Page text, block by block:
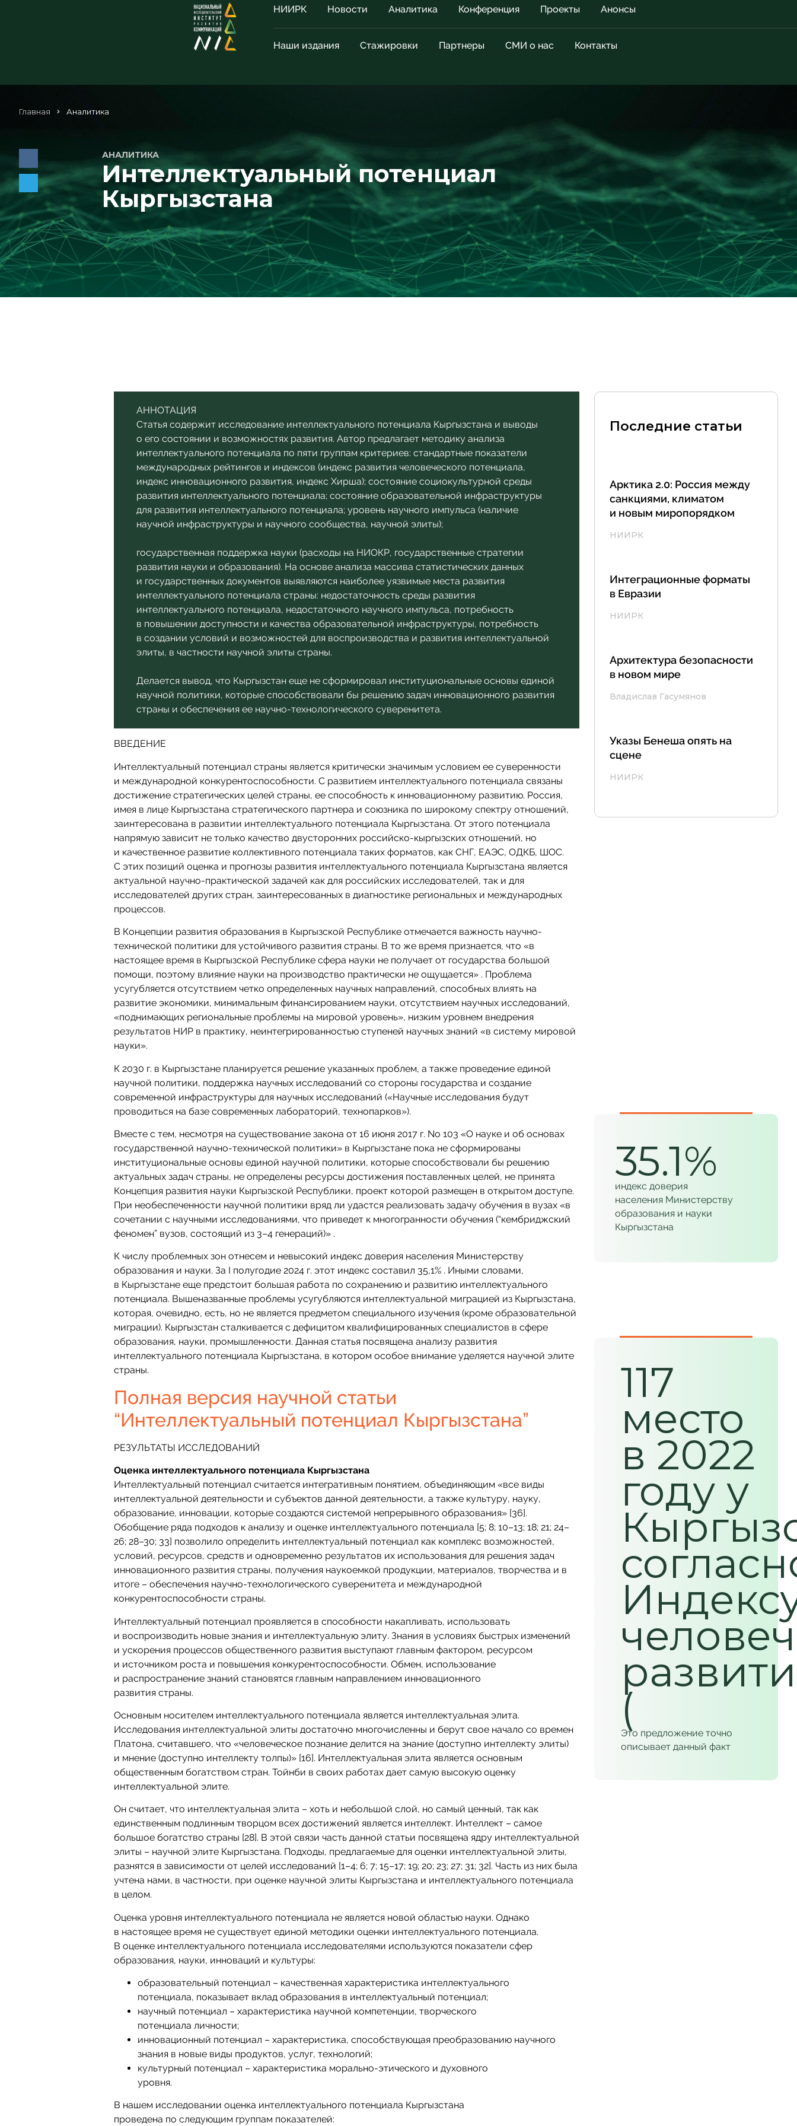
НИИРК Новости Аналитика Конференция Проекты Анонсы
Наши издания Стажировки Партнеры СМИ о нас Контакты
Главная Аналитика
АНАЛИТИКА
Интеллектуальный потенциал
Кыргызстана
АННОТАЦИЯ
Статья содержит исследование интеллектуального потенциала Кыргызстана и выводы
о его состоянии и возможностях развития. Автор предлагает методику анализа
интеллектуального потенциала по пяти группам критериев: стандартные показатели
международных рейтингов и индексов (индекс развития человеческого потенциала,
индекс инновационного развития, индекс Хирша); состояние социокультурной среды
развития интеллектуального потенциала; состояние образовательной инфраструктуры
для развития интеллектуального потенциала; уровень научного импульса (наличие
научной инфраструктуры и научного сообщества, научной элиты);
государственная поддержка науки (расходы на НИОКР, государственные стратегии
развития науки и образования). На основе анализа массива статистических данных
и государственных документов выявляются наиболее уязвимые места развития
интеллектуального потенциала страны: недостаточность среды развития
интеллектуального потенциала, недостаточного научного импульса, потребность
в повышении доступности и качества образовательной инфраструктуры, потребность
в создании условий и возможностей для воспроизводства и развития интеллектуальной
элиты, в частности научной элиты страны.
Делается вывод, что Кыргызстан еще не сформировал институциональные основы единой
научной политики, которые способствовали бы решению задач инновационного развития
страны и обеспечения ее научно-технологического суверенитета.
ВВЕДЕНИЕ
Интеллектуальный потенциал страны является критически значимым условием ее суверенности
и международной конкурентоспособности. С развитием интеллектуального потенциала связаны
достижение стратегических целей страны, ее способность к инновационному развитию. Россия,
имея в лице Кыргызстана стратегического партнера и союзника по широкому спектру отношений,
заинтересована в развитии интеллектуального потенциала Кыргызстана. От этого потенциала
напрямую зависит не только качество двусторонних российско-кыргызских отношений, но
и качественное развитие коллективного потенциала таких форматов, как СНГ, ЕАЭС, ОДКБ, ШОС.
С этих позиций оценка и прогнозы развития интеллектуального потенциала Кыргызстана является
актуальной научно-практической задачей как для российских исследователей, так и для
исследователей других стран, заинтересованных в диагностике региональных и международных
процессов.
В Концепции развития образования в Кыргызской Республике отмечается важность научно-
технической политики для устойчивого развития страны. В то же время признается, что «в
настоящее время в Кыргызской Республике сфера науки не получает от государства большой
помощи, поэтому влияние науки на производство практически не ощущается» . Проблема
усугубляется отсутствием четко определенных научных направлений, способных влиять на
развитие экономики, минимальным финансированием науки, отсутствием научных исследований,
«поднимающих региональные проблемы на мировой уровень», низким уровнем внедрения
результатов НИР в практику, неинтегрированностью ступеней научных знаний «в систему мировой
науки».
К 2030 г. в Кыргызстане планируется решение указанных проблем, а также проведение единой
научной политики, поддержка научных исследований со стороны государства и создание
современной инфраструктуры для научных исследований («Научные исследования будут
проводиться на базе современных лабораторий, технопарков»).
Вместе с тем, несмотря на существование закона от 16 июня 2017 г. No 103 «О науке и об основах
государственной научно-технической политики» в Кыргызстане пока не сформированы
институциональные основы единой научной политики, которые способствовали бы решению
актуальных задач страны, не определены ресурсы достижения поставленных целей, не принята
Концепция развития науки Кыргызской Республики, проект которой размещен в открытом доступе.
При необеспеченности научной политики вряд ли удастся реализовать задачу обучения в вузах «в
сочетании с научными исследованиями, что приведет к многогранности обучения (“кембриджский
феномен” вузов, состоящий из 3–4 генераций)» .
К числу проблемных зон отнесем и невысокий индекс доверия населения Министерству
образования и науки. За I полугодие 2024 г. этот индекс составил 35,1% . Иными словами,
в Кыргызстане еще предстоит большая работа по сохранению и развитию интеллектуального
потенциала. Вышеназванные проблемы усугубляются интеллектуальной миграцией из Кыргызстана,
которая, очевидно, есть, но не является предметом специального изучения (кроме образовательной
миграции). Кыргызстан сталкивается с дефицитом квалифицированных специалистов в сфере
образования, науки, промышленности. Данная статья посвящена анализу развития
интеллектуального потенциала Кыргызстана, в котором особое внимание уделяется научной элите
страны.
Полная версия научной статьи
“Интеллектуальный потенциал Кыргызстана”
РЕЗУЛЬТАТЫ ИССЛЕДОВАНИЙ
Оценка интеллектуального потенциала Кыргызстана
Интеллектуальный потенциал считается интегративным понятием, объединяющим «все виды
интеллектуальной деятельности и субъектов данной деятельности, а также культуру, науку,
образование, инновации, которые создаются системой непрерывного образования» [36].
Обобщение ряда подходов к анализу и оценке интеллектуального потенциала [5; 8; 10–13; 18; 21; 24–
26; 28–30; 33] позволило определить интеллектуальный потенциал как комплекс возможностей,
условий, ресурсов, средств и одновременно результатов их использования для решения задач
инновационного развития страны, получения наукоемкой продукции, материалов, творчества и в
итоге – обеспечения научно-технологического суверенитета и международной
конкурентоспособности страны.
Интеллектуальный потенциал проявляется в способности накапливать, использовать
и воспроизводить новые знания и интеллектуальную элиту. Знания в условиях быстрых изменений
и ускорения процессов общественного развития выступают главным фактором, ресурсом
и источником роста и повышения конкурентоспособности. Обмен, использование
и распространение знаний становятся главным направлением инновационного
развития страны.
Основным носителем интеллектуального потенциала является интеллектуальная элита.
Исследования интеллектуальной элиты достаточно многочисленны и берут свое начало со времен
Платона, считавшего, что «человеческое познание делится на знание (доступно интеллекту элиты)
и мнение (доступно интеллекту толпы)» [16]. Интеллектуальная элита является основным
общественным богатством стран. Тойнби в своих работах дает самую высокую оценку
интеллектуальной элите.
Он считает, что интеллектуальная элита – хоть и небольшой слой, но самый ценный, так как
единственным подлинным творцом всех достижений является интеллект. Интеллект – самое
большое богатство страны [28]. В этой связи часть данной статьи посвящена ядру интеллектуальной
элиты – научной элите Кыргызстана. Подходы, предлагаемые для оценки интеллектуальной элиты,
разнятся в зависимости от целей исследований [1–4; 6; 7; 15–17; 19; 20; 23; 27; 31; 32]. Часть из них была
учтена нами, в частности, при оценке научной элиты Кыргызстана и интеллектуального потенциала
в целом.
Оценка уровня интеллектуального потенциала не является новой областью науки. Однако
в настоящее время не существует единой методики оценки интеллектуального потенциала.
В оценке интеллектуального потенциала исследователями используются показатели сфер
образования, науки, инноваций и культуры:
образовательный потенциал – качественная характеристика интеллектуального
потенциала, показывает вклад образования в интеллектуальный потенциал;
научный потенциал – характеристика научной компетенции, творческого
потенциала личности;
инновационный потенциал – характеристика, способствующая преобразованию научного
знания в новые виды продуктов, услуг, технологий;
культурный потенциал – характеристика морально-этического и духовного
уровня.
В нашем исследовании оценка интеллектуального потенциала Кыргызстана
проведена по следующим группам показателей:
Последние статьи
Арктика 2.0: Россия между
санкциями, климатом
и новым миропорядком
НИИРК
Интеграционные форматы
в Евразии
НИИРК
Архитектура безопасности
в новом мире
Владислав Гасумянов
Указы Бенеша опять на
сцене
НИИРК
35.1%
индекс доверия
населения Министерству
образования и науки
Кыргызстана
117
место
в 2022
году у
(
Это предложение точно
описывает данный факт